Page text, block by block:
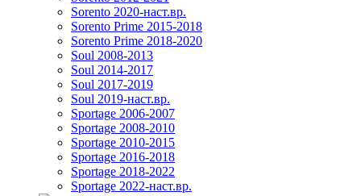
Sorento 2020-наст.вр.
Sorento Prime 2015-2018
Sorento Prime 2018-2020
Soul 2008-2013
Soul 2014-2017
Soul 2017-2019
Soul 2019-наст.вр.
Sportage 2006-2007
Sportage 2008-2010
Sportage 2010-2015
Sportage 2016-2018
Sportage 2018-2022
Sportage 2022-наст.вр.